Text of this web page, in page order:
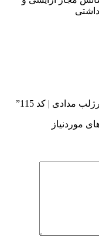
مدادی | کد 115”
موردنیاز